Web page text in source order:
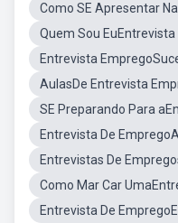
Como SE Apresentar
Quem Sou EuEntrevista
Entrevista
AulasDe Entrevista
SE Preparando Para
Entrevista De
Entrevistas De
Como Mar Car
Entrevista De